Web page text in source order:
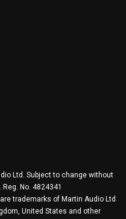
Ltd. Subject to change without
No. 4824341
trademarks of Martin Audio Ltd
United States and other